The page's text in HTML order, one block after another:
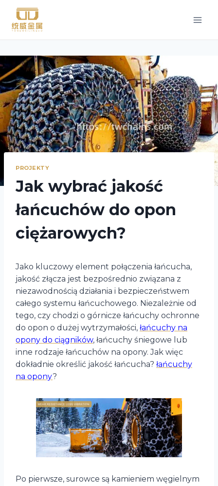
Przejdź
treści
PROJEKTY
Jak wybrać jakość
łańcuchów do opon
ciężarowych?
Jako kluczowy element połączenia łańcucha,
jakość złącza jest bezpośrednio związana z
niezawodnością działania i bezpieczeństwem
całego systemu łańcuchowego. Niezależnie od
tego, czy chodzi o górnicze łańcuchy ochronne
do opon o dużej wytrzymałości, łańcuchy na
opony do ciągników, łańcuchy śniegowe lub
inne rodzaje łańcuchów na opony. Jak więc
dokładnie określić jakość łańcucha? łańcuchy
na opony?
Po pierwsze, surowce są kamieniem węgielnym